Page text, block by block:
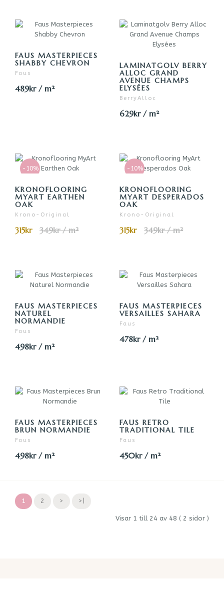
FAUS MASTERPIECES
SHABBY CHEVRON
Faus
489kr / m²
LAMINATGOLV BERRY
ALLOC GRAND
AVENUE CHAMPS
ELYSÉES
BerryAlloc
629kr / m²
-10%
KRONOFLOORING
MYART EARTHEN
OAK
Krono-Original
315kr 349kr / m²
-10%
KRONOFLOORING
MYART DESPERADOS
OAK
Krono-Original
315kr 349kr / m²
FAUS MASTERPIECES
NATUREL
NORMANDIE
Faus
498kr / m²
FAUS MASTERPIECES
VERSAILLES SAHARA
Faus
478kr / m²
FAUS MASTERPIECES
BRUN NORMANDIE
Faus
498kr / m²
FAUS RETRO
TRADITIONAL TILE
Faus
450kr / m²
1 2 > >|
Visar 1 till 24 av 48 ( 2 sidor )